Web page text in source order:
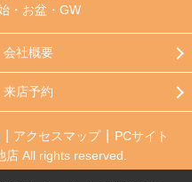
・お盆・GW
会社概要
来店予約
アクセスマップ
PCサイト
All rights reserved.